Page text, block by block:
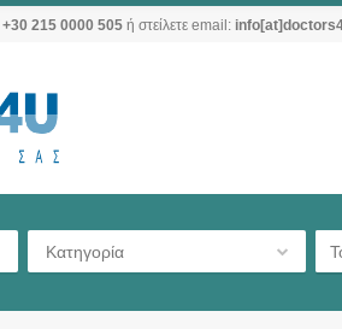
+30 215 0000 505 ή στείλετε email:
Κατηγορία